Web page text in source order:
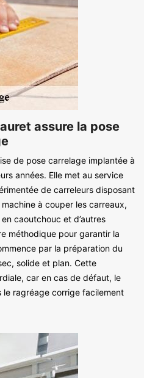
assure la pose
de pose carrelage implantée à
années. Elle met au service
de carreleurs disposant
à couper les carreaux,
caoutchouc et d’autres
méthodique pour garantir la
par la préparation du
solide et plan. Cette
car en cas de défaut, le
le ragréage corrige facilement